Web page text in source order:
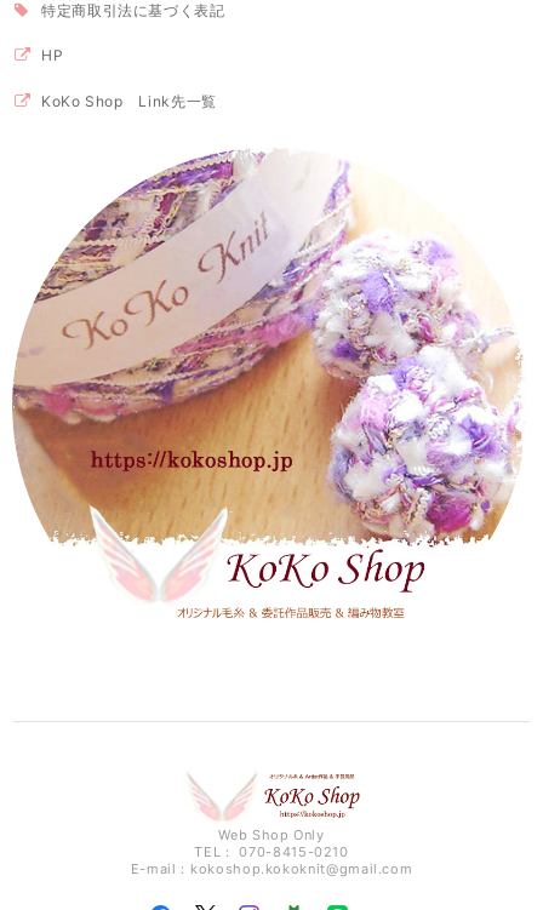
特定商取引法に基づく表記
HP
KoKo Shop Link先一覧
Web Shop Only
TEL： 070-8415-0210
E-mail： kokoshop.kokoknit@gmail.com